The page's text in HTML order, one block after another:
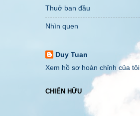
Thuở ban đầu
Nhìn quen
Duy Tuan
Xem hồ sơ hoàn chỉnh của tôi
CHIẾN HỮU